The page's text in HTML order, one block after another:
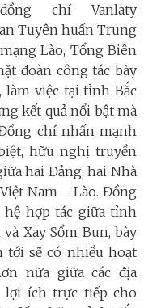
chí Vanlaty
Tuyên huấn Trung
Lào, Tổng Biên
đoàn công tác bày
việc tại tỉnh Bắc
kết quả nổi bật mà
chí nhấn mạnh
hữu nghị truyền
hai Đảng, hai Nhà
Nam - Lào. Đồng
hệ hợp tác giữa tỉnh
Xay Sổm Bun, bày
sẽ có nhiều hoạt
nữa giữa các địa
lợi ích trực tiếp cho